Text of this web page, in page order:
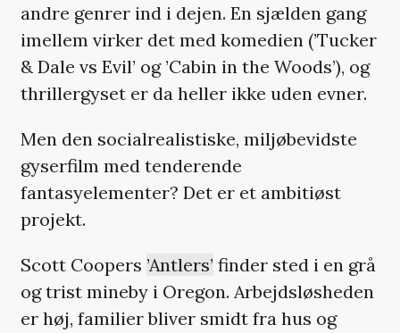
andre genrer ind i dejen. En sjælden gang
imellem virker det med komedien (’Tucker
& Dale vs Evil’ og ’Cabin in the Woods’), og
thrillergyset er da heller ikke uden evner.
Men den socialrealistiske, miljøbevidste
gyserfilm med tenderende
fantasyelementer? Det er et ambitiøst
projekt.
Scott Coopers ’Antlers’ finder sted i en grå
og trist mineby i Oregon. Arbejdsløsheden
er høj, familier bliver smidt fra hus og